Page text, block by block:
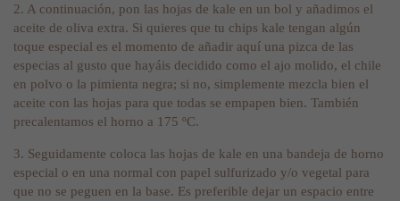
2. A continuación, pon las hojas de kale en un bol y añadimos el
aceite de oliva extra. Si quieres que tu chips kale tengan algún
toque especial es el momento de añadir aquí una pizca de las
especias al gusto que hayáis decidido como el ajo molido, el chile
en polvo o la pimienta negra; si no, simplemente mezcla bien el
aceite con las hojas para que todas se empapen bien. También
precalentamos el horno a 175 ºC.
3. Seguidamente coloca las hojas de kale en una bandeja de horno
especial o en una normal con papel sulfurizado y/o vegetal para
que no se peguen en la base. Es preferible dejar un espacio entre